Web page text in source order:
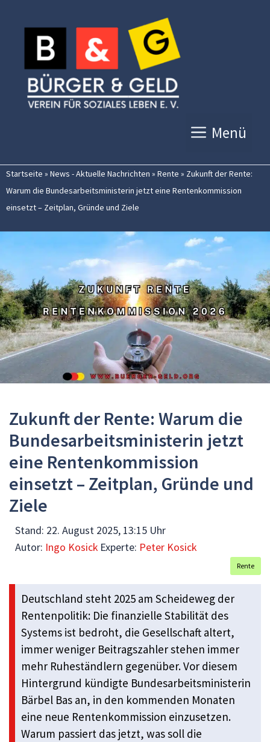
Inhalt
springen
Menü
Startseite » News - Aktuelle Nachrichten » Rente » Zukunft der Rente:
Warum die Bundesarbeitsministerin jetzt eine Rentenkommission
einsetzt – Zeitplan, Gründe und Ziele
Zukunft der Rente: Warum die
Bundesarbeitsministerin jetzt
eine Rentenkommission
einsetzt – Zeitplan, Gründe und
Ziele
Stand: 22. August 2025, 13:15 Uhr
Autor: Ingo Kosick Experte: Peter Kosick
Rente
Deutschland steht 2025 am Scheideweg der
Rentenpolitik: Die finanzielle Stabilität des
Systems ist bedroht, die Gesellschaft altert,
immer weniger Beitragszahler stehen immer
mehr Ruheständlern gegenüber. Vor diesem
Hintergrund kündigte Bundesarbeitsministerin
Bärbel Bas an, in den kommenden Monaten
eine neue Rentenkommission einzusetzen.
Warum passiert das jetzt, was soll die